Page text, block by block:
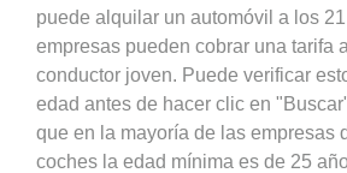
puede alquilar un automóvil a los
empresas pueden cobrar una tarifa
conductor joven. Puede verificar
edad antes de hacer clic en
que en la mayoría de las empresas
coches la edad mínima es de 25